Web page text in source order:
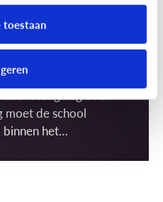
toestaan
dit wel mag. Want
soms een eigen
foto precies gebruikt
vast graag over
moet de school
het
wat is dat dan, een